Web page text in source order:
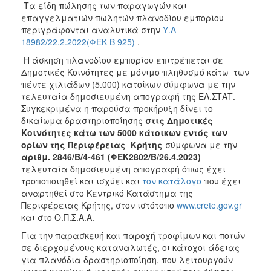
Τα είδη πώλησης των παραγωγών και
επαγγελματιών πωλητών πλανοδίου εμπορίου
περιγράφονται αναλυτικά στην Υ.Α
18982/22.2.2022(ΦΕΚ Β 925) .
Η άσκηση πλανοδίου εμπορίου επιτρέπεται σε
Δημοτικές Κοινότητες με μόνιμο πληθυσμό κάτω των
πέντε χιλιάδων (5.000) κατοίκων σύμφωνα με την
τελευταία δημοσιευμένη απογραφή της ΕΛ.ΣΤΑΤ.
Συγκεκριμένα η παρούσα προκήρυξη δίνει το
δικαίωμα δραστηριοποίησης στις Δημοτικές
Κοινότητες κάτω των 5000 κάτοικων εντός των
ορίων της Περιφέρειας Κρήτης σύμφωνα με την
αριθμ. 2846/Β/4-461 (ΦΕΚ2802/Β/26.4.2023)
τελευταία δημοσιευμένη απογραφή όπως έχει
τροποποιηθεί και ισχύει και τον κατάλογο που έχει
αναρτηθεί στο Κεντρικό Κατάστημα της
Περιφέρειας Κρήτης, στον ιστότοπο www.crete.gov.gr
και στο Ο.Π.Σ.Α.Α.
Για την παρασκευή και παροχή τροφίμων και ποτών
σε διερχομένους καταναλωτές, οι κάτοχοι άδειας
για πλανόδια δραστηριοποίηση, που λειτουργούν